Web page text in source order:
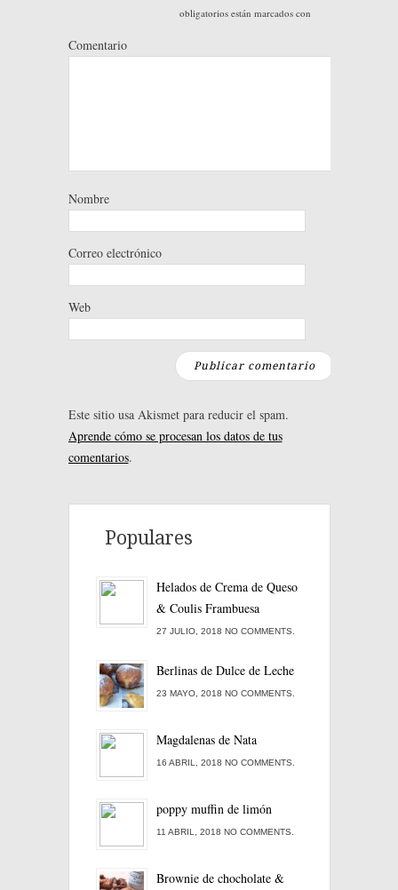
obligatorios están marcados con
Comentario
Nombre
Correo electrónico
Web
Este sitio usa Akismet para reducir el spam.
Aprende cómo se procesan los datos de tus
comentarios.
Populares
Helados de Crema de Queso
& Coulis Frambuesa
27 JULIO, 2018 NO COMMENTS.
Berlinas de Dulce de Leche
23 MAYO, 2018 NO COMMENTS.
Magdalenas de Nata
16 ABRIL, 2018 NO COMMENTS.
poppy muffin de limón
11 ABRIL, 2018 NO COMMENTS.
Brownie de chocholate &